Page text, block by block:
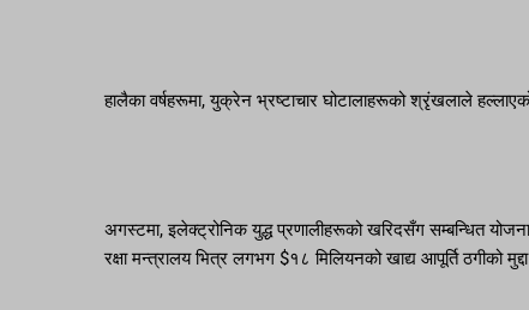
हालैका वर्षहरूमा, युक्रेन भ्रष्टाचार घोटालाहरूको श्रृंखलाले
अगस्टमा, इलेक्ट्रोनिक युद्ध प्रणालीहरूको खरिदसँग सम्बन्धित
रक्षा मन्त्रालय भित्र लगभग $१८ मिलियनको खाद्य आपूर्ति ठगीको